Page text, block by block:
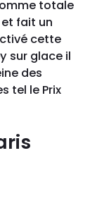
totale
fait un
cette
sur glace il
des
tel le Prix